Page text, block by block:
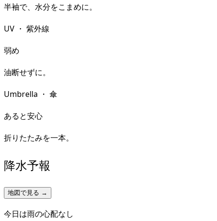
半袖で、水分をこまめに。
UV ・ 紫外線
弱め
油断せずに。
Umbrella ・ 傘
あると安心
折りたたみを一本。
降水予報
地図で見る →
今日は雨の心配なし